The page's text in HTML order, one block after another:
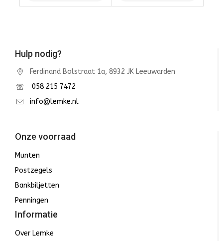
Winkelwagen
Winkelwagen
Hulp nodig?
Ferdinand Bolstraat 1a, 8932 JK Leeuwarden
058 215 7472
info@lemke.nl
Onze voorraad
Munten
Postzegels
Bankbiljetten
Penningen
Informatie
Over Lemke